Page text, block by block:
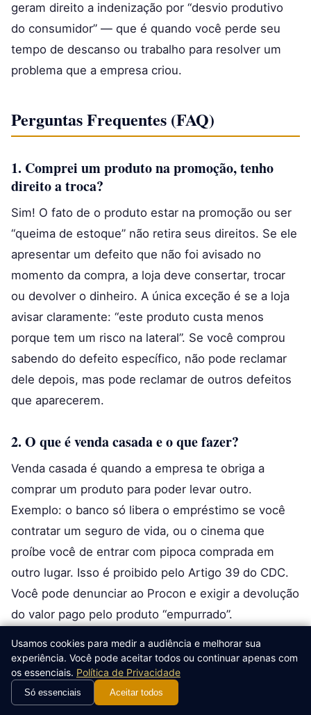
geram direito a indenização por “desvio produtivo
do consumidor” — que é quando você perde seu
tempo de descanso ou trabalho para resolver um
problema que a empresa criou.
Perguntas Frequentes (FAQ)
1. Comprei um produto na promoção, tenho
direito a troca?
Sim! O fato de o produto estar na promoção ou ser
“queima de estoque” não retira seus direitos. Se ele
apresentar um defeito que não foi avisado no
momento da compra, a loja deve consertar, trocar
ou devolver o dinheiro. A única exceção é se a loja
avisar claramente: “este produto custa menos
porque tem um risco na lateral”. Se você comprou
sabendo do defeito específico, não pode reclamar
dele depois, mas pode reclamar de outros defeitos
que aparecerem.
2. O que é venda casada e o que fazer?
Venda casada é quando a empresa te obriga a
comprar um produto para poder levar outro.
Exemplo: o banco só libera o empréstimo se você
contratar um seguro de vida, ou o cinema que
proíbe você de entrar com pipoca comprada em
outro lugar. Isso é proibido pelo Artigo 39 do CDC.
Você pode denunciar ao Procon e exigir a devolução
do valor pago pelo produto “empurrado”.
3. A loja pode cobrar preços diferentes para
pagamento no cartão e no dinheiro?
Sim, desde 2017 isso é permitido por lei (Lei
Usamos cookies para medir a audiência e melhorar sua
experiência. Você pode aceitar todos ou continuar apenas com
os essenciais. Política de Privacidade
Só essenciais Aceitar todos